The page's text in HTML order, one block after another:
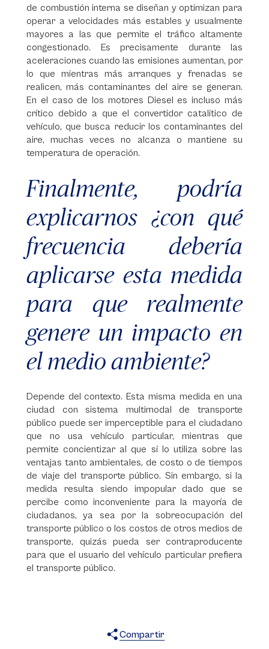
de combustión interna se diseñan y optimizan para
operar a velocidades más estables y usualmente
mayores a las que permite el tráfico altamente
congestionado. Es precisamente durante las
aceleraciones cuando las emisiones aumentan, por
lo que mientras más arranques y frenadas se
realicen, más contaminantes del aire se generan.
En el caso de los motores Diesel es incluso más
crítico debido a que el convertidor catalítico de
vehículo, que busca reducir los contaminantes del
aire, muchas veces no alcanza o mantiene su
temperatura de operación.
Finalmente, podría
explicarnos ¿con qué
frecuencia debería
aplicarse esta medida
para que realmente
genere un impacto en
el medio ambiente?
Depende del contexto. Esta misma medida en una
ciudad con sistema multimodal de transporte
público puede ser imperceptible para el ciudadano
que no usa vehículo particular, mientras que
permite concientizar al que sí lo utiliza sobre las
ventajas tanto ambientales, de costo o de tiempos
de viaje del transporte público. Sin embargo, si la
medida resulta siendo impopular dado que se
percibe como inconveniente para la mayoría de
ciudadanos, ya sea por la sobreocupación del
transporte público o los costos de otros medios de
transporte, quizás pueda ser contraproducente
para que el usuario del vehículo particular prefiera
el transporte público.
Compartir